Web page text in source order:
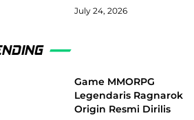
July 24, 2026
Game MMORPG
Legendaris Ragnarok
Origin Resmi Dirilis